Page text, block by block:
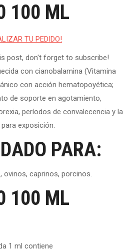
100 ML
TU PEDIDO!
post, don't forget to subscribe!
con cianobalamina (Vitamina
con acción hematopoyética;
de soporte en agotamiento,
períodos de convalecencia y la
exposición.
PARA:
ovinos, caprinos, porcinos.
100 ML
1 ml contiene